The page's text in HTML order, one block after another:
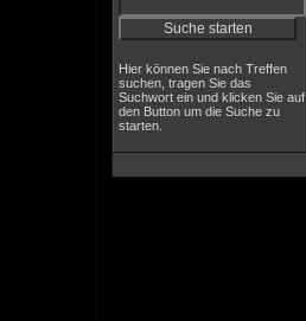
Hier können Sie nach Treffen
suchen, tragen Sie das
Suchwort ein und klicken Sie auf
den Button um die Suche zu
starten.